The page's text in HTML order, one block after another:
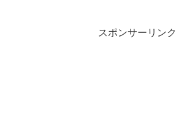
スポンサーリンク